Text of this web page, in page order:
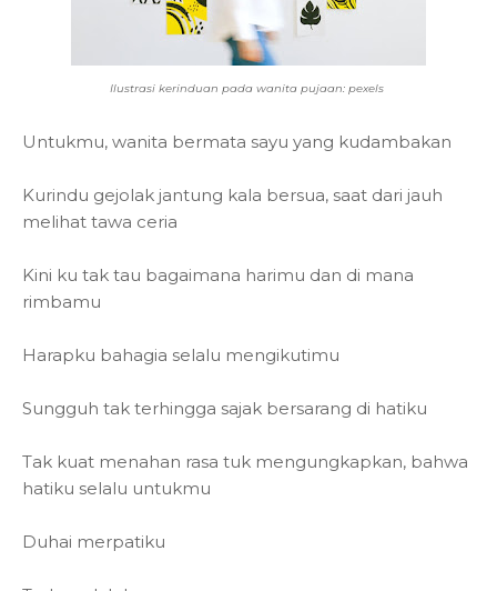
Ilustrasi kerinduan pada wanita pujaan: pexels
Untukmu, wanita bermata sayu yang kudambakan
Kurindu gejolak jantung kala bersua, saat dari jauh
melihat tawa ceria
Kini ku tak tau bagaimana harimu dan di mana
rimbamu
Harapku bahagia selalu mengikutimu
Sungguh tak terhingga sajak bersarang di hatiku
Tak kuat menahan rasa tuk mengungkapkan, bahwa
hatiku selalu untukmu
Duhai merpatiku